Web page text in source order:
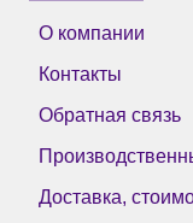
О компании
Контакты
Обратная связь
Доставка,